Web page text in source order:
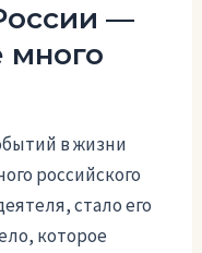
—
много
в жизни
российского
стало его
которое